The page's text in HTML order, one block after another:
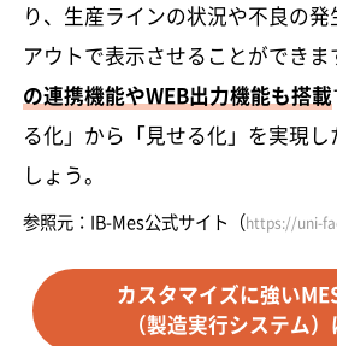
り、生産ラインの状況や不良の
アウトで表示させることができま
の連携機能やWEB出力機能も搭載
る化」から「見せる化」を実現
しょう。
参照元：IB-Mes公式サイト（https://uni-
カスタマイズに強い
（製造実行システム